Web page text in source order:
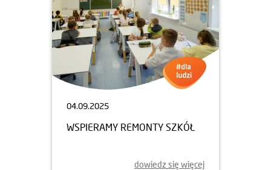
04.09.2025
WSPIERAMY REMONTY SZKÓŁ
dowiedz się więcej